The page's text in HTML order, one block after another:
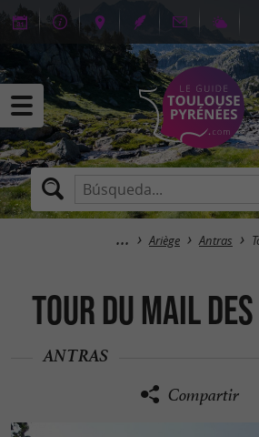
Ariège Antras
Tour du Mail
ANTRAS
Compartir